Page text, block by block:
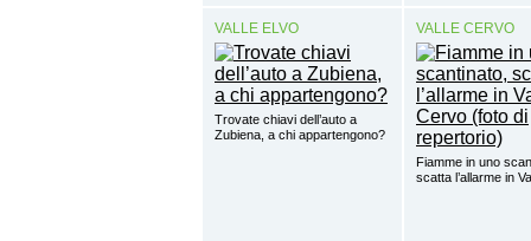
VALLE ELVO
Trovate chiavi dell’auto a
Zubiena, a chi appartengono?
VALLE CERVO
Fiamme in uno
scatta l’allarme in